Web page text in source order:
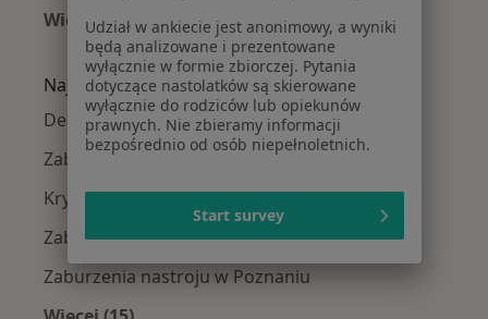
Więcej (3)
Więcej w kategorii: Psycholodzy w pobliżu
Najczęście leczone choroby
Depresja w Poznaniu
Zaburzenia lękowe w Poznaniu
Kryzys emocjonalny w Poznaniu
Zaburzenia emocjonalne w Poznaniu
Zaburzenia nastroju w Poznaniu
Udział w ankiecie jest anonimowy, a wyniki
będą analizowane i prezentowane
wyłącznie w formie zbiorczej. Pytania
dotyczące nastolatków są skierowane
wyłącznie do rodziców lub opiekunów
prawnych. Nie zbieramy informacji
bezpośrednio od osób niepełnoletnich.
Start survey